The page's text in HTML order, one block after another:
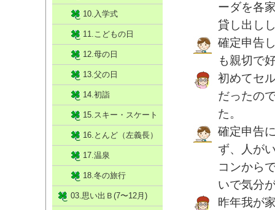
ーダを各
貸し出し
確定申告
も親切で
初めてセ
だったの
た。
確定申告
ず、人が
コンから
いで気分
昨年我が
10.入学式
11.こどもの日
12.母の日
13.父の日
14.初詣
15.スキー・スケート
16.とんど（左義長）
17.温泉
18.冬の旅行
03.思い出Ｂ(7〜12月)